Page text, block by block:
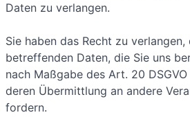
Daten zu verlangen.
Sie haben das Recht zu verlangen,
betreffenden Daten, die Sie uns
nach Maßgabe des Art. 20
deren Übermittlung an andere
fordern.